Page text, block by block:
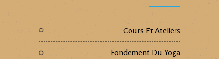
Cours Et Ateliers
Fondement Du Yoga